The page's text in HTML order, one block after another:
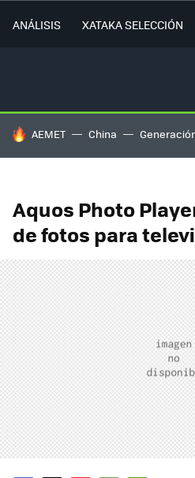
ANÁLISIS XATAKA SELECCIÓN
HOY SE HABLA DE
AEMET China
Aquos Photo
de fotos para